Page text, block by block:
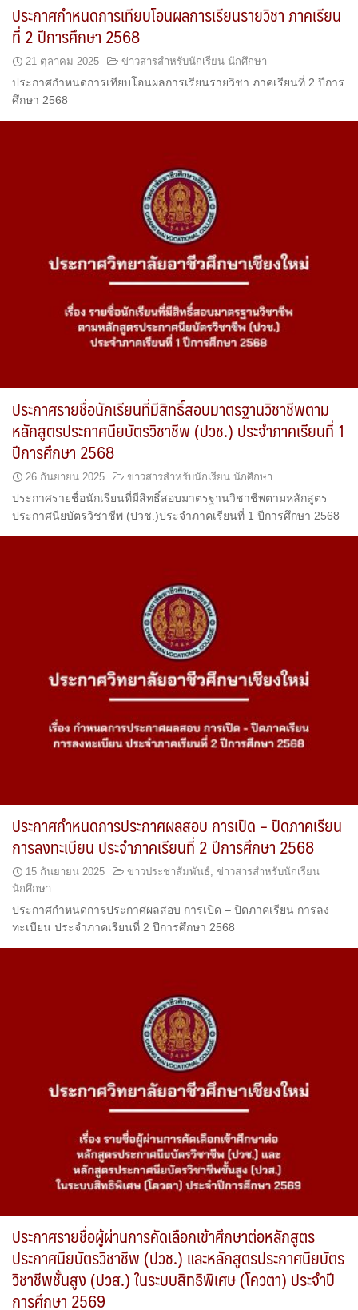
ประกาศกำหนดการเทียบโอนผลการเรียนรายวิชา ภาคเรียน
ที่ 2 ปีการศึกษา 2568
21 ตุลาคม 2025 ข่าวสารสำหรับนักเรียน นักศึกษา
ประกาศกำหนดการเทียบโอนผลการเรียนรายวิชา ภาคเรียนที่ 2 ปีการ
ศึกษา 2568
ประกาศรายชื่อนักเรียนที่มีสิทธิ์สอบมาตรฐานวิชาชีพตาม
หลักสูตรประกาศนียบัตรวิชาชีพ (ปวช.) ประจำภาคเรียนที่ 1
ปีการศึกษา 2568
26 กันยายน 2025 ข่าวสารสำหรับนักเรียน นักศึกษา
ประกาศรายชื่อนักเรียนที่มีสิทธิ์สอบมาตรฐานวิชาชีพตามหลักสูตร
ประกาศนียบัตรวิชาชีพ (ปวช.)ประจำภาคเรียนที่ 1 ปีการศึกษา 2568
ประกาศกำหนดการประกาศผลสอบ การเปิด – ปิดภาคเรียน
การลงทะเบียน ประจำภาคเรียนที่ 2 ปีการศึกษา 2568
15 กันยายน 2025 ข่าวประชาสัมพันธ์ ข่าวสารสำหรับนักเรียน
นักศึกษา
ประกาศกำหนดการประกาศผลสอบ การเปิด – ปิดภาคเรียน การลง
ทะเบียน ประจำภาคเรียนที่ 2 ปีการศึกษา 2568
ประกาศรายชื่อผู้ผ่านการคัดเลือกเข้าศึกษาต่อหลักสูตร
ประกาศนียบัตรวิชาชีพ (ปวช.) และหลักสูตรประกาศนียบัตร
วิชาชีพชั้นสูง (ปวส.) ในระบบสิทธิพิเศษ (โควตา) ประจำปี
การศึกษา 2569